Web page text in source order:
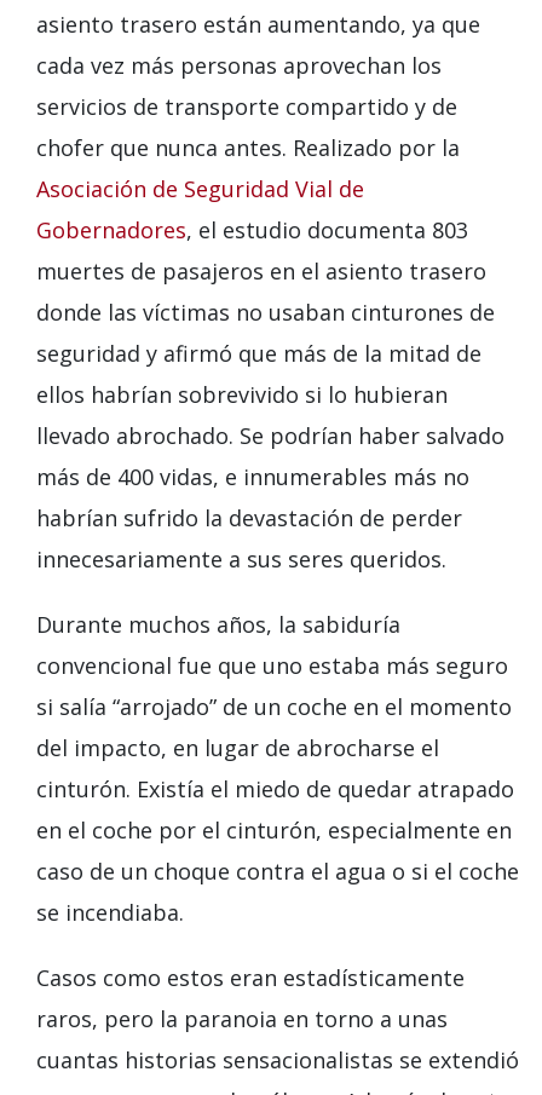
asiento trasero están aumentando, ya que
cada vez más personas aprovechan los
servicios de transporte compartido y de
chofer que nunca antes. Realizado por la
Asociación de Seguridad Vial de
Gobernadores, el estudio documenta 803
muertes de pasajeros en el asiento trasero
donde las víctimas no usaban cinturones de
seguridad y afirmó que más de la mitad de
ellos habrían sobrevivido si lo hubieran
llevado abrochado. Se podrían haber salvado
más de 400 vidas, e innumerables más no
habrían sufrido la devastación de perder
innecesariamente a sus seres queridos.
Durante muchos años, la sabiduría
convencional fue que uno estaba más seguro
si salía “arrojado” de un coche en el momento
del impacto, en lugar de abrocharse el
cinturón. Existía el miedo de quedar atrapado
en el coche por el cinturón, especialmente en
caso de un choque contra el agua o si el coche
se incendiaba.
Casos como estos eran estadísticamente
raros, pero la paranoia en torno a unas
cuantas historias sensacionalistas se extendió